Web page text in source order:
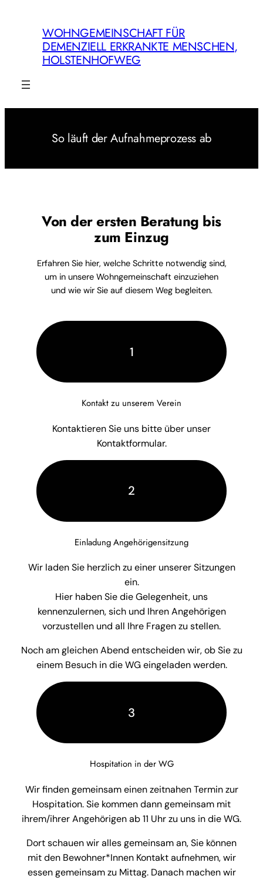
WOHNGEMEINSCHAFT FÜR
DEMENZIELL ERKRANKTE MENSCHEN,
HOLSTENHOFWEG
So läuft der Aufnahmeprozess ab
Von der ersten Beratung bis
zum Einzug
Erfahren Sie hier, welche Schritte notwendig sind,
um in unsere Wohngemeinschaft einzuziehen
und wie wir Sie auf diesem Weg begleiten.
1
Kontakt zu unserem Verein
Kontaktieren Sie uns bitte über unser
Kontaktformular.
2
Einladung Angehörigensitzung
Wir laden Sie herzlich zu einer unserer Sitzungen
ein.
Hier haben Sie die Gelegenheit, uns
kennenzulernen, sich und Ihren Angehörigen
vorzustellen und all Ihre Fragen zu stellen.
Noch am gleichen Abend entscheiden wir, ob Sie zu
einem Besuch in die WG eingeladen werden.
3
Hospitation in der WG
Wir finden gemeinsam einen zeitnahen Termin zur
Hospitation. Sie kommen dann gemeinsam mit
ihrem/ihrer Angehörigen ab 11 Uhr zu uns in die WG.
Dort schauen wir alles gemeinsam an, Sie können
mit den Bewohner*Innen Kontakt aufnehmen, wir
essen gemeinsam zu Mittag. Danach machen wir